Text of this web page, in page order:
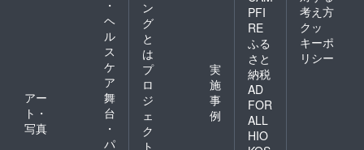
・
ヘ
ル
ス
ケ
ア
アー
ト・
写真
舞
台
・
パ
ン
グ
と
は
プ
ロ
ジ
ェ
ク
ト
実
施
事
例
PFI
RE
ふる
さと
納税
AD
FOR
ALL
HIO
考え方
クッ
キーポ
リシー